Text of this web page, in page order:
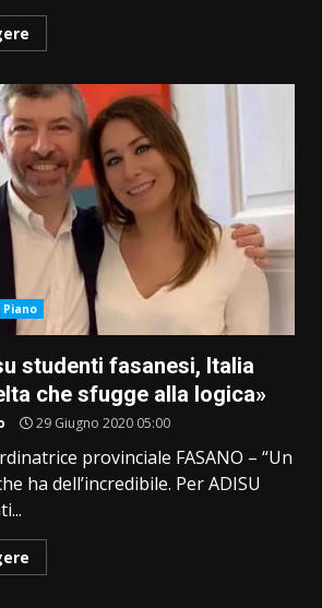
Piano
studenti fasanesi, Italia
che sfugge alla logica»
29 Giugno 2020 05:00
provinciale FASANO – “Un
ha dell’incredibile. Per ADISU